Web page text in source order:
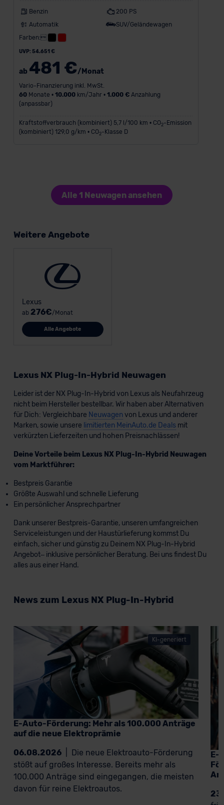
Benzin
200 PS
Automatik
SUV/Geländewagen
Farben:
UVP: 54.651 €
ab 481 €/Monat
Vario-Finanzierung inkl. MwSt.
60Monate • 10.000km/Jahr • 1.000 €Anzahlung
(anpassbar)
Kraftstoffverbrauch (kombiniert) 5,7 l/100 km • CO 2-Emission
(kombiniert) 129,0 g/km • CO 2-Klasse D
Alle 1 Neuwagen ansehen
Weitere Angebote
Lexus
ab 276€/Monat
Alle Angebote
Lexus NX Plug-In-Hybrid Neuwagen
Leider ist der NX Plug-In-Hybrid von Lexus als Neufahrzeug
nicht beim Hersteller bestellbar. Wir haben aber Alternativen
für Dich: Vergleichbare Neuwagenvon Lexus und anderer
Marken, sowie unsere limitierten MeinAuto.de Dealsmit
verkürzten Lieferzeiten und hohen Preisnachlässen!
Deine Vorteile beim Lexus NX Plug-In-Hybrid Neuwagen
vom Marktführer:
Bestpreis Garantie
Größte Auswahl und schnelle Lieferung
Ein persönlicher Ansprechpartner
Dank unserer Bestpreis-Garantie, unseren umfangreichen
Serviceleistungen und der Haustürlieferung kommst Du
einfach, sicher und günstig zu Deinem NX Plug-In-Hybrid
Angebot– inklusive persönlicher Beratung. Bei uns findest Du
alles aus einer Hand.
News zum Lexus NX Plug-In-Hybrid
KI-generiert
E-Auto-Förderung: Mehr als 100.000 Anträge
auf die neue Elektroprämie
06.08.2026
Die neue Elektroauto-Förderung
stößt auf großes Interesse. Bereits mehr als
100.000 Anträge sind eingegangen, die meisten
davon für reine Elektroautos.
E-